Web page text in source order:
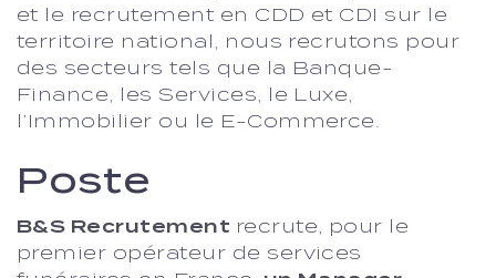
et le recrutement en CDD et CDI sur le
territoire national, nous recrutons pour
des secteurs tels que la Banque-
Finance, les Services, le Luxe,
l’Immobilier ou le E-Commerce.
Poste
B&S Recrutement recrute, pour le
premier opérateur de services